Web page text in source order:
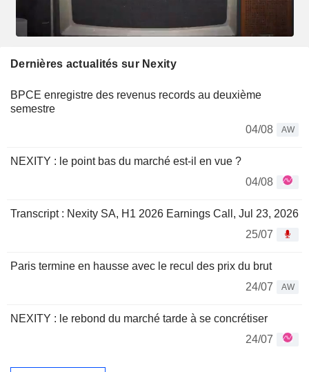
Dernières actualités sur Nexity
BPCE enregistre des revenus records au deuxième
semestre
04/08
AW
NEXITY : le point bas du marché est-il en vue ?
04/08
Transcript : Nexity SA, H1 2026 Earnings Call, Jul 23, 2026
25/07
Paris termine en hausse avec le recul des prix du brut
24/07
AW
NEXITY : le rebond du marché tarde à se concrétiser
24/07